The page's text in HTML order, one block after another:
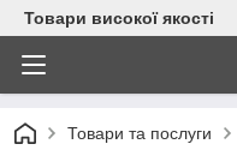
Товари високої якості
Товари та послуги